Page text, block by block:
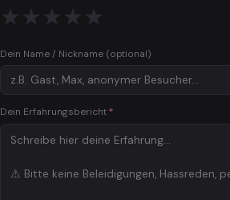
★★★★★
Dein Name / Nickname (optional)
Dein Erfahrungsbericht*